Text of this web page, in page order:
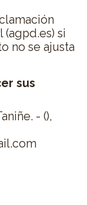
si
no se ajusta
sus
- (),